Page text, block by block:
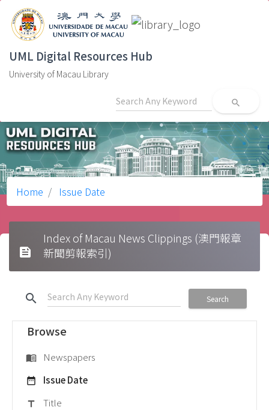
UML Digital Resources Hub
University of Macau Library
search
Home Issue Date
feed
Index of Macau News Clippings (澳門報章
新聞剪報索引)
search Search
Browse
menu_book Newspapers
date_range Issue Date
title Title